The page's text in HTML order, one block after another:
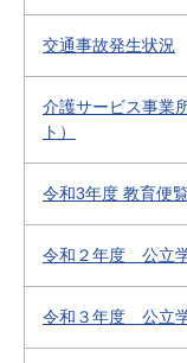
交通事故発生状況
介護サービス事業
ト）
令和3年度 教育便
令和２年度 公立
令和３年度 公立